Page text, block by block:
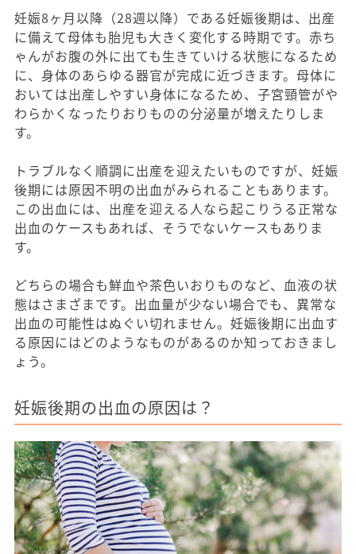
妊娠8ヶ月以降（28週以降）である妊娠後期は、出産
に備えて母体も胎児も大きく変化する時期です。赤ち
ゃんがお腹の外に出ても生きていける状態になるため
に、身体のあらゆる器官が完成に近づきます。母体に
おいては出産しやすい身体になるため、子宮頸管がや
わらかくなったりおりものの分泌量が増えたりしま
す。
トラブルなく順調に出産を迎えたいものですが、妊娠
後期には原因不明の出血がみられることもあります。
この出血には、出産を迎える人なら起こりうる正常な
出血のケースもあれば、そうでないケースもありま
す。
どちらの場合も鮮血や茶色いおりものなど、血液の状
態はさまざまです。出血量が少ない場合でも、異常な
出血の可能性はぬぐい切れません。妊娠後期に出血す
る原因にはどのようなものがあるのか知っておきまし
ょう。
妊娠後期の出血の原因は？